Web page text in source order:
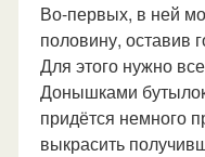
Во-первых, в ней
половину, оставив
Для этого нужно
Донышками
придётся немного
выкрасить